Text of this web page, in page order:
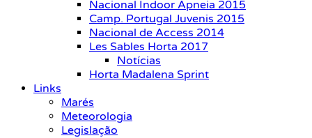
Nacional Indoor Apneia 2015
Camp. Portugal Juvenis 2015
Nacional de Access 2014
Les Sables Horta 2017
Notícias
Horta Madalena Sprint
Links
Marés
Meteorologia
Legislação